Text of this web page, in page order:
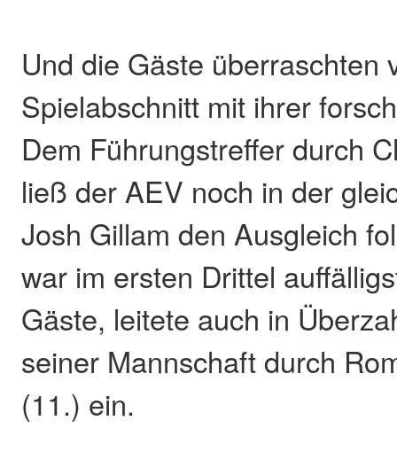
Und die Gäste überraschten
Spielabschnitt mit ihrer
Dem Führungstreffer durch
ließ der AEV noch in der
Josh Gillam den Ausgleich
war im ersten Drittel
Gäste, leitete auch in
seiner Mannschaft durch
(11.) ein.